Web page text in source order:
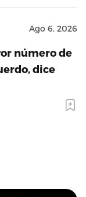
Ago 6, 2026
número de
dice